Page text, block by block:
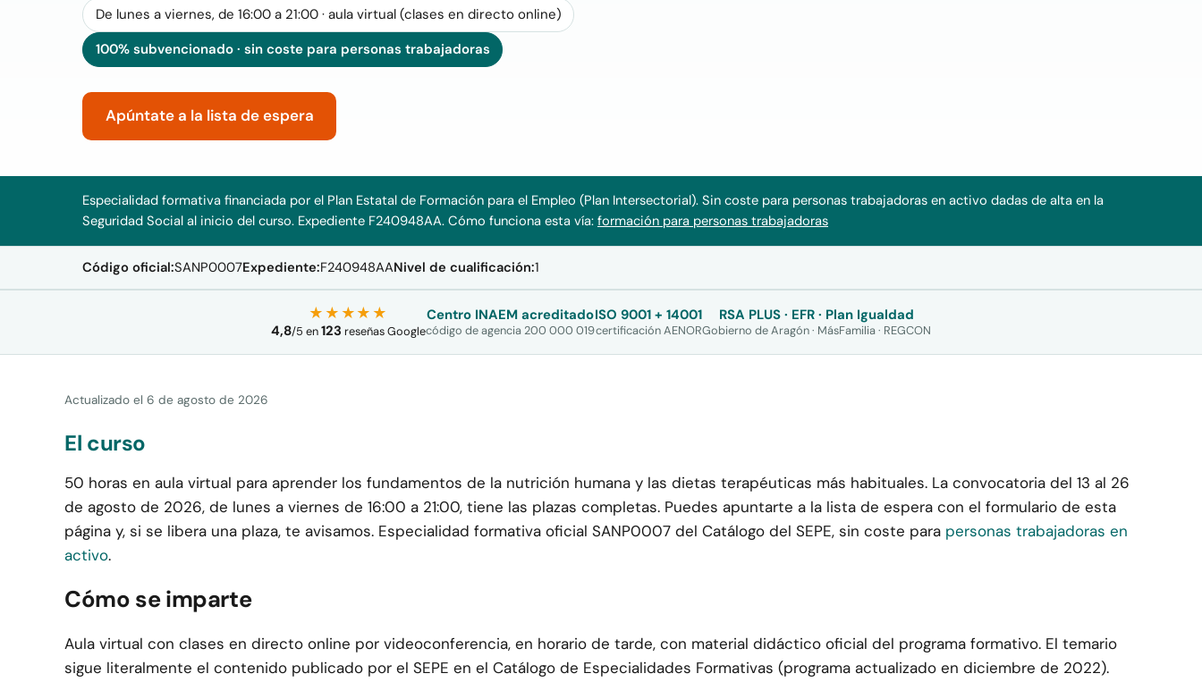
De lunes a viernes, de 16:00 a 21:00 · aula virtual (clases en directo online)
100% subvencionado · sin coste para personas trabajadoras
Apúntate a la lista de espera
Especialidad formativa financiada por el Plan Estatal de Formación para el Empleo (Plan Intersectorial). Sin coste para personas trabajadoras en activo dadas de alta en la
Seguridad Social al inicio del curso. Expediente F240948AA. Cómo funciona esta vía: formación para personas trabajadoras
Código oficial:SANP0007Expediente:F240948AANivel de cualificación:1
★★★★★
4,8/5 en123 reseñas Google
Centro INAEM acreditado
código de agencia 200 000 019
ISO 9001 + 14001
certificación AENOR
RSA PLUS · EFR · Plan Igualdad
Gobierno de Aragón · MásFamilia · REGCON
Actualizado el 6 de agosto de 2026
El curso
50 horas en aula virtual para aprender los fundamentos de la nutrición humana y las dietas terapéuticas más habituales. La convocatoria del 13 al 26
de agosto de 2026, de lunes a viernes de 16:00 a 21:00, tiene las plazas completas. Puedes apuntarte a la lista de espera con el formulario de esta
página y, si se libera una plaza, te avisamos. Especialidad formativa oficial SANP0007 del Catálogo del SEPE, sin coste para personas trabajadoras en
activo.
Cómo se imparte
Aula virtual con clases en directo online por videoconferencia, en horario de tarde, con material didáctico oficial del programa formativo. El temario
sigue literalmente el contenido publicado por el SEPE en el Catálogo de Especialidades Formativas (programa actualizado en diciembre de 2022).